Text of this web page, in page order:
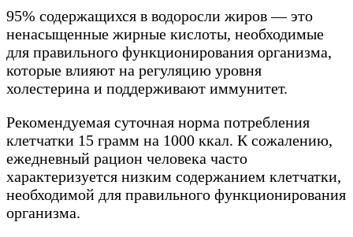
95% содержащихся в водоросли жиров — это
ненасыщенные жирные кислоты, необходимые
для правильного функционирования организма,
которые влияют на регуляцию уровня
холестерина и поддерживают иммунитет.
Рекомендуемая суточная норма потребления
клетчатки 15 грамм на 1000 ккал. К сожалению,
ежедневный рацион человека часто
характеризуется низким содержанием клетчатки,
необходимой для правильного функционирования
организма.